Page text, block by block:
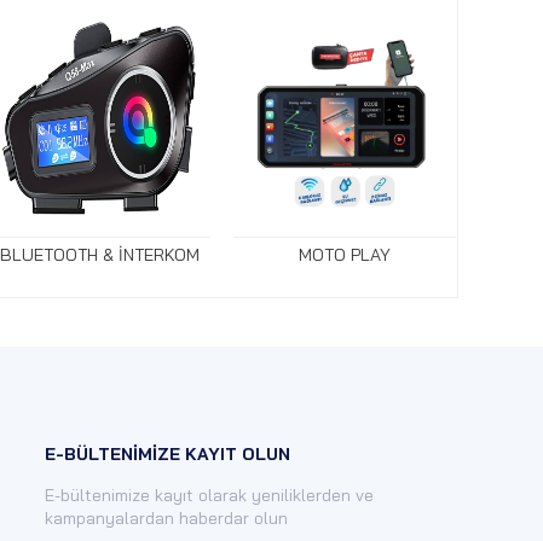
BLUETOOTH & İNTERKOM MOTO PLAY
E-BÜLTENİMİZE KAYIT OLUN
E-bültenimize kayıt olarak yeniliklerden ve
kampanyalardan haberdar olun